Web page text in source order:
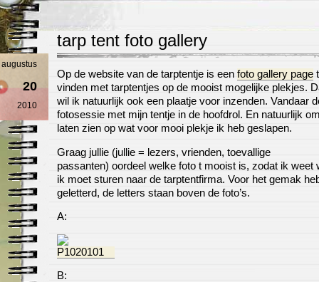
tarp tent foto gallery
augustus
20
2010
Op de website van de tarptentje is een foto gallery page
vinden met tarptentjes op de mooist mogelijke plekjes.
wil ik natuurlijk ook een plaatje voor inzenden. Vandaar
fotosessie met mijn tentje in de hoofdrol. En natuurlijk
laten zien op wat voor mooi plekje ik heb geslapen.
Graag jullie (jullie = lezers, vrienden, toevallige
passanten) oordeel welke foto t mooist is, zodat ik weet
ik moet sturen naar de tarptentfirma. Voor het gemak
geletterd, de letters staan boven de foto’s.
A:
B: